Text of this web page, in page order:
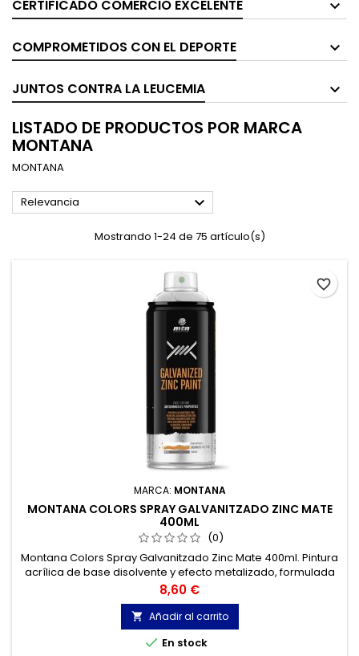
CERTIFICADO COMERCIO EXCELENTE
COMPROMETIDOS CON EL DEPORTE
JUNTOS CONTRA LA LEUCEMIA
LISTADO DE PRODUCTOS POR MARCA
MONTANA
MONTANA
Relevancia 
Mostrando 1-24 de 75 artículo(s)
MARCA: MONTANA
MONTANA COLORS SPRAY GALVANITZADO ZINC MATE
400ML
(0)
Montana Colors Spray Galvanitzado Zinc Mate 400ml. Pintura
acrílica de base disolvente y efecto metalizado, formulada
con polvo de zinc laminar micronizado.
Precio
8,60 €
 Añadir al carrito
 En stock
favorite_border